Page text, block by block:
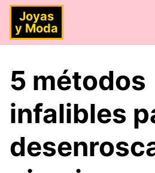
Saltar
contenido
Joyas
y Moda
5 métodos
infalibles